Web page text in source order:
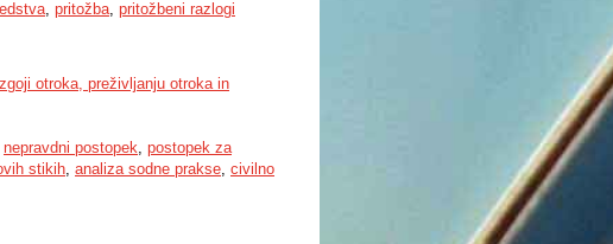
, pritožba, pritožbeni razlogi
otroka, preživljanju otroka in
nepravdni postopek, postopek za
stikih, analiza sodne prakse, civilno